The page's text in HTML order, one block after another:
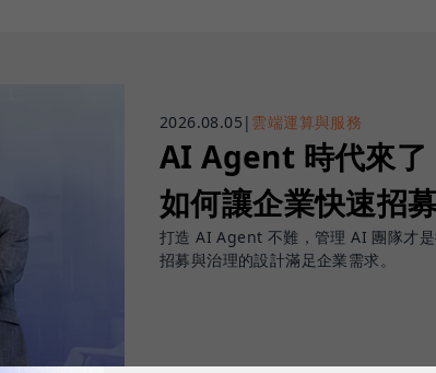
2026.08.05 | 雲端運算與服務
AI Agent 時代來了
如何讓企業快速招
打造 AI Agent 不難，管理 AI 團隊才
招募與治理的設計滿足企業需求。